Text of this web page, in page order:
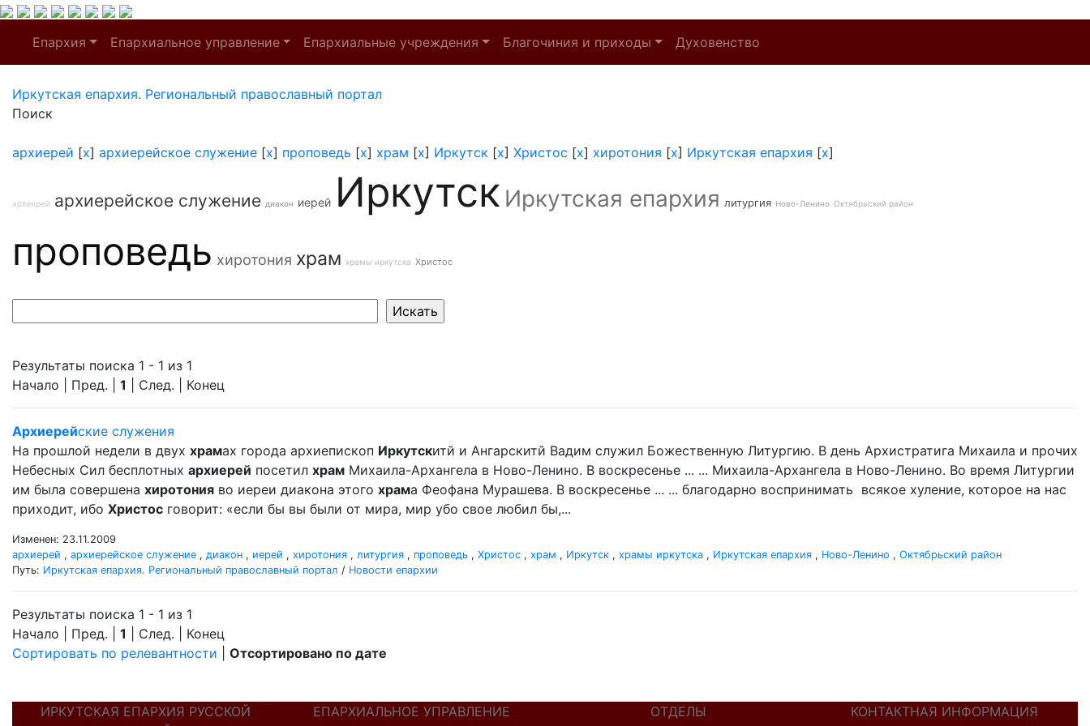
Епархия Епархиальное управление Епархиальные учреждения Благочиния и приходы Духовенство
Иркутская епархия. Региональный православный портал
Поиск
архиерей [x] архиерейское служение [x] проповедь [x] храм [x] Иркутск [x] Христос [x] хиротония [x] Иркутская епархия [x]
архиерей архиерейское служение диакон иерей Иркутск Иркутская епархия литургия Ново-Ленино Октябрьский район
проповедь хиротония храм храмы иркутска Христос
Результаты поиска 1 - 1 из 1
Начало | Пред. | 1 | След. | Конец
Архиерейские служения
На прошлой недели в двух храмах города архиепископ Иркутскитй и Ангарскитй Вадим служил Божественную Литургию. В день Архистратига Михаила и прочих
Небесных Сил бесплотных архиерей посетил храм Михаила-Архангела в Ново-Ленино. В воскресенье ... ... Михаила-Архангела в Ново-Ленино. Во время Литургии
им была совершена хиротония во иереи диакона этого храма Феофана Мурашева. В воскресенье ... ... благодарно воспринимать всякое хуление, которое на нас
приходит, ибо Христос говорит: «если бы вы были от мира, мир убо свое любил бы,...
Изменен: 23.11.2009
архиерей , архиерейское служение , диакон , иерей , хиротония , литургия , проповедь , Христос , храм , Иркутск , храмы иркутска , Иркутская епархия , Ново-Ленино , Октябрьский район
Путь: Иркутская епархия. Региональный православный портал / Новости епархии
Результаты поиска 1 - 1 из 1
Начало | Пред. | 1 | След. | Конец
Сортировать по релевантности
Отсортировано по дате
ИРКУТСКАЯ ЕПАРХИЯ РУССКОЙ
ЕПАРХИАЛЬНОЕ УПРАВЛЕНИЕ ОТДЕЛЫ КОНТАКТНАЯ ИНФОРМАЦИЯ